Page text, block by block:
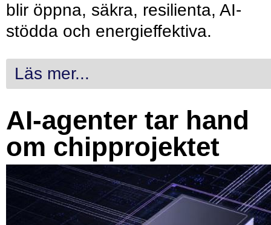
blir öppna, säkra, resilienta, AI-
stödda och energieffektiva.
Läs mer...
AI-agenter tar hand
om chipprojektet